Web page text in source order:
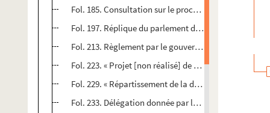
Fol. 185. Consultation sur le procès intenté par
Fol. 197. Réplique du parlement de Franche-Comté
Fol. 213. Règlement par le gouvernement archiducal
Fol. 223. « Projet [non réalisé] de l'institution d'une
Fol. 229. « Répartissement de la dot de l'Université
Fol. 233. Délégation donnée par le gouvernement